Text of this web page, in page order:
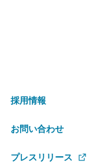
採用情報
お問い合わせ
プレスリリース